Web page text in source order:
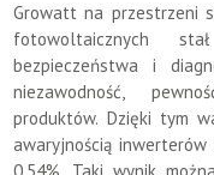
Growatt na przestrzeni
fotowoltaicznych
bezpieczeństwa i
niezawodność,
produktów. Dzięki tym
awaryjnością